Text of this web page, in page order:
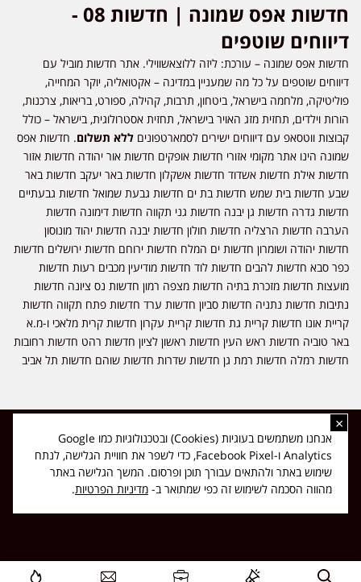
חדשות אפס שמונה | חדשות 08 -
דיווחים שוטפים
חדשות אפס שמונה – עורכת: ליזה ללוצאשווילי. אתר חדשות מוביל עם
דיווחים שוטפים על כל מה שמעניין במדינה – אקטואליה, יוקר המחייה,
פוליטיקה, מלחמה בישראל, ביטחון, תרבות, קהילה, ספורט, בריאות, צרכנות,
הורות וילדים, תחזית מזג האויר בישראל, תחזית אסטרולוגית, בישראל – כולל
קבוצות ווטסאפ עם דיווחים ישירים לסמארטפונים ללא תשלום. חדשות אפס
שמונה הינו אתר מקומי אזורי חדשות אופקים חדשות אור יהודה חדשות אזור
חדשות אילת חדשות אשדוד חדשות אשקלון חדשות באר יעקב חדשות באר
שבע חדשות בית שמש חדשות בת ים חדשות גבעת שמואל חדשות גבעתיים
חדשות גדרה חדשות גן יבנה חדשות גני תקווה חדשות דימונה חדשות
הערבה חדשות הרצליה חדשות חולון חדשות יבנה חדשות יהוד מונוסון
חדשות יהודה ושומרון חדשות ים המלח חדשות ירוחם חדשות ירושלים חדשות
כפר סבא חדשות להבים חדשות לוד חדשות מודיעין מכבים רעות חדשות
מועצות חדשות מזכרת בתיה חדשות מצפה רמון חדשות נס ציונה חדשות
נתיבות חדשות נתניה חדשות סביון חדשות ערד חדשות פתח תקווה חדשות
קריית אונו חדשות קריית גת חדשות קריית עקרון חדשות קרית מלאכי ו-מ.א
באר טוביה חדשות ראש העין חדשות ראשון לציון חדשות רהט חדשות רחובות
חדשות רמלה חדשות רמת גן חדשות שדרות חדשות שוהם חדשות תל אביב
כל הזכויות שמורות ל-ליזה ללוצאשווילי - חדשות אפס שמונה - דיווחים בזמן
אמת, נוסד בשנת 2019 | טל' לפרסומים 054-9759222 מייל מערכת
news08.net@gmail.com
Made with ❤ byDIGITA
×
אנחנו משתמשים בעוגיות (Cookies) ובטכנולוגיות כמו Google
Analytics ו-Facebook Pixel, כדי לשפר את חוויית הגלישה, לנתח
שימוש באתר ולהתאים עבורך תוכן ופרסום. המשך הגלישה באתר
מהווה הסכמה לשימוש זה כפי שמתואר ב- מדיניות הפרטיות.